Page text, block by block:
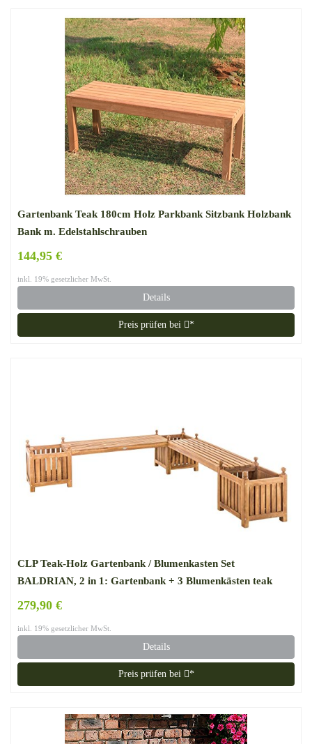
Gartenbank Teak 180cm Holz Parkbank Sitzbank Holzbank
Bank m. Edelstahlschrauben
144,95 €
inkl. 19% gesetzlicher MwSt.
Details
Preis prüfen bei *
CLP Teak-Holz Gartenbank / Blumenkasten Set
BALDRIAN, 2 in 1: Gartenbank + 3 Blumenkästen teak
279,90 €
inkl. 19% gesetzlicher MwSt.
Details
Preis prüfen bei *